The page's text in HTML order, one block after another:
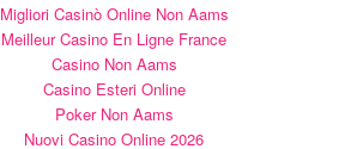
Migliori Casinò Online Non Aams
Meilleur Casino En Ligne France
Casino Non Aams
Casino Esteri Online
Poker Non Aams
Nuovi Casino Online 2026